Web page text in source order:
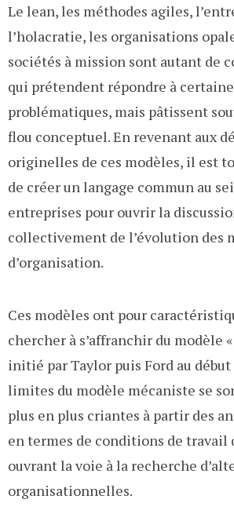
Le lean, les méthodes agiles,
l’holacratie, les organisations
sociétés à mission sont autant de
qui prétendent répondre à
problématiques, mais pâtissent
flou conceptuel. En revenant aux
originelles de ces modèles, il est
de créer un langage commun au
entreprises pour ouvrir la
collectivement de l’évolution des
d’organisation.
Ces modèles ont pour
chercher à s’affranchir du modèle
initié par Taylor puis Ford au début
limites du modèle mécaniste se
plus en plus criantes à partir des
en termes de conditions de travail
ouvrant la voie à la recherche
organisationnelles.